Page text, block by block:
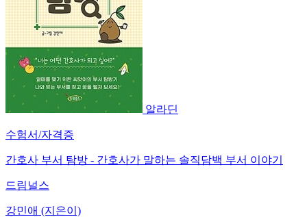
알라딘
수험서/자격증
간호사 부서 탐방 - 간호사가 말하는 솔직담백 부서 이야기
드림널스
강민애 (지은이)